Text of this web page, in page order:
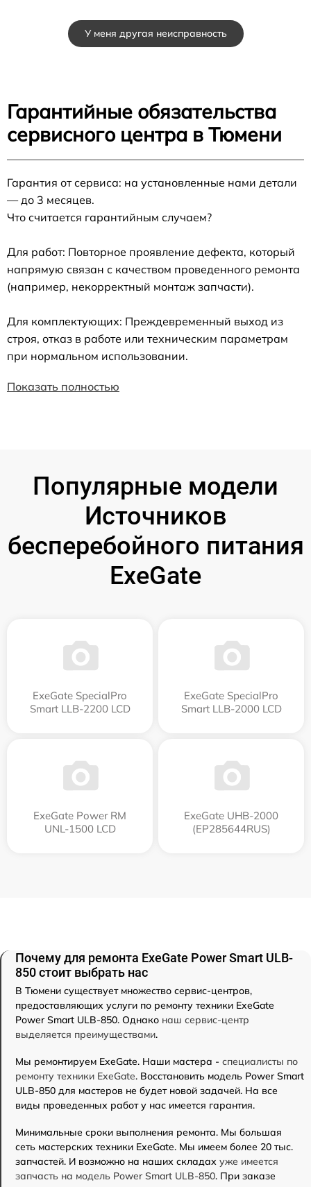
У меня другая неисправность
Гарантийные обязательства
сервисного центра в Тюмени
Гарантия от сервиса: на установленные нами детали
— до 3 месяцев.
Что считается гарантийным случаем?
Для работ: Повторное проявление дефекта, который
напрямую связан с качеством проведенного ремонта
(например, некорректный монтаж запчасти).
Для комплектующих: Преждевременный выход из
строя, отказ в работе или техническим параметрам
при нормальном использовании.
Показать полностью
Популярные модели
Источников
бесперебойного питания
ExeGate
ExeGate SpecialPro
Smart LLB-2200 LCD
ExeGate SpecialPro
Smart LLB-2000 LCD
ExeGate Power RM
UNL-1500 LCD
ExeGate UHB-2000
(EP285644RUS)
Почему для ремонта ExeGate Power Smart ULB-
850 стоит выбрать нас
В Тюмени существует множество сервис-центров,
предоставляющих услуги по ремонту техники ExeGate
Power Smart ULB-850. Однако наш сервис-центр
выделяется преимуществами.
Мы ремонтируем ExeGate. Наши мастера - специалисты по
ремонту техники ExeGate. Восстановить модель Power Smart
ULB-850 для мастеров не будет новой задачей. На все
виды проведенных работ у нас имеется гарантия.
Минимальные сроки выполнения ремонта. Мы большая
сеть мастерских техники ExeGate. Мы имеем более 20 тыс.
запчастей. И возможно на наших складах уже имеется
запчасть на модель Power Smart ULB-850. При заказе